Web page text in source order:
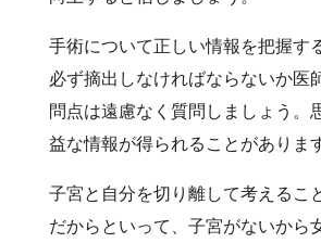
手術について正しい情報を把握す
必ず摘出しなければならないか医
問点は遠慮なく質問しましょう。
益な情報が得られることがあります
子宮と自分を切り離して考えるこ
だからといって、子宮がないから